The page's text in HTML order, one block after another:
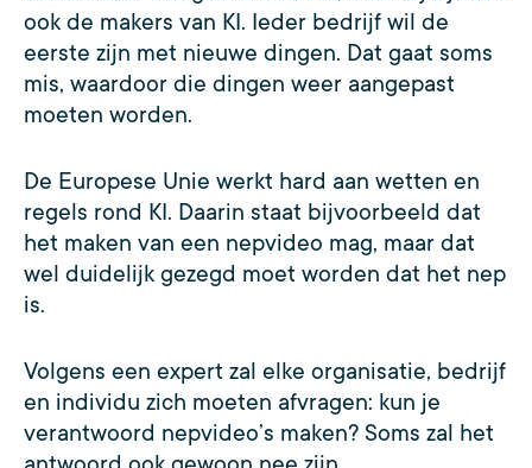
ook de makers van KI. Ieder bedrijf wil de
eerste zijn met nieuwe dingen. Dat gaat soms
mis, waardoor die dingen weer aangepast
moeten worden.
De Europese Unie werkt hard aan wetten en
regels rond KI. Daarin staat bijvoorbeeld dat
het maken van een nepvideo mag, maar dat
wel duidelijk gezegd moet worden dat het nep
is.
Volgens een expert zal elke organisatie, bedrijf
en individu zich moeten afvragen: kun je
verantwoord nepvideo’s maken? Soms zal het